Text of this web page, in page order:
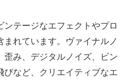
ンテージなエフェクトやプロ
まれています。ヴァイナルノ
歪み、デジタルノイズ、ビン
びなど、クリエイティブなエ